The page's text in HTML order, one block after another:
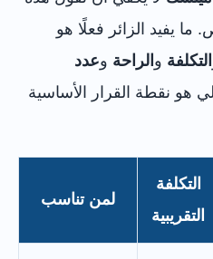
يفيد الزائر فعلًا هو
التكلفة و الراحة وعدد
هو نقطة القرار الأساسية
التكلفة
التقريبية
لمن تناسب